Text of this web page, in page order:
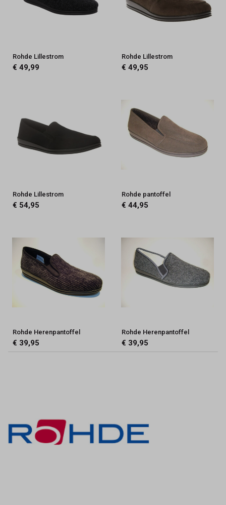
Rohde Lillestrom
€ 49,99
Rohde Lillestrom
€ 49,95
Rohde Lillestrom
€ 54,95
Rohde pantoffel
€ 44,95
Rohde Herenpantoffel
€ 39,95
Rohde Herenpantoffel
€ 39,95